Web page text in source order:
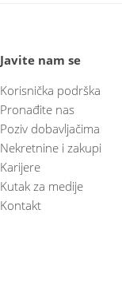
Javite nam se
Korisnička podrška
Pronađite nas
Poziv dobavljačima
Nekretnine i zakupi
Karijere
Kutak za medije
Kontakt